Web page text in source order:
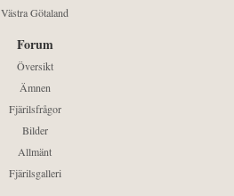
Västra Götaland
Forum
Översikt
Ämnen
Fjärilsfrågor
Bilder
Allmänt
Fjärilsgalleri